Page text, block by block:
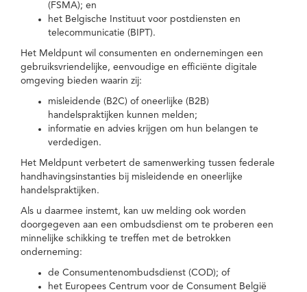
(FSMA); en
het Belgische Instituut voor postdiensten en
telecommunicatie (BIPT).
Het Meldpunt wil consumenten en ondernemingen een
gebruiksvriendelijke, eenvoudige en efficiënte digitale
omgeving bieden waarin zij:
misleidende (B2C) of oneerlijke (B2B)
handelspraktijken kunnen melden;
informatie en advies krijgen om hun belangen te
verdedigen.
Het Meldpunt verbetert de samenwerking tussen federale
handhavingsinstanties bij misleidende en oneerlijke
handelspraktijken.
Als u daarmee instemt, kan uw melding ook worden
doorgegeven aan een ombudsdienst om te proberen een
minnelijke schikking te treffen met de betrokken
onderneming:
de Consumentenombudsdienst (COD); of
het Europees Centrum voor de Consument België